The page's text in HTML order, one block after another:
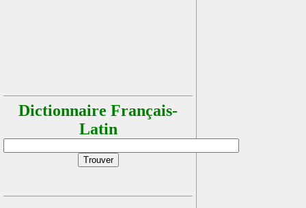
Dictionnaire Français-
Latin